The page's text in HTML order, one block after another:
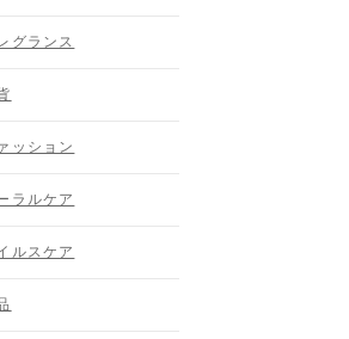
グランス
ッション
ラルケア
ルスケア